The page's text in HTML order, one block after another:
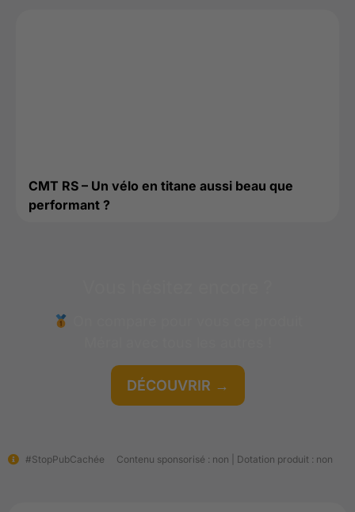
CMT RS – Un vélo en titane aussi beau que
performant ?
DÉCOUVRIR →
#StopPubCachée Contenu sponsorisé : non | Dotation produit : non